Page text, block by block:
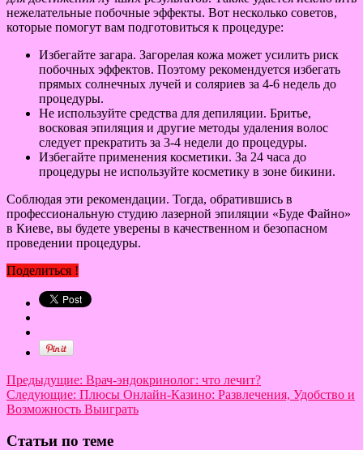
нежелательные побочные эффекты. Вот несколько советов,
которые помогут вам подготовиться к процедуре:
Избегайте загара. Загорелая кожа может усилить риск
побочных эффектов. Поэтому рекомендуется избегать
прямых солнечных лучей и соляриев за 4-6 недель до
процедуры.
Не используйте средства для депиляции. Бритье,
восковая эпиляция и другие методы удаления волос
следует прекратить за 3-4 недели до процедуры.
Избегайте применения косметики. За 24 часа до
процедуры не используйте косметику в зоне бикини.
Соблюдая эти рекомендации. Тогда, обратившись в
профессиональную студию лазерной эпиляции «Буде Файно»
в Киеве, вы будете уверены в качественном и безопасном
проведении процедуры.
Поделиться !
Предыдущие: Врач-эндокринолог: что лечит?
Следующие: Плюсы Онлайн-Казино: Развлечения, Удобство и
Возможность Выиграть
Статьи по теме